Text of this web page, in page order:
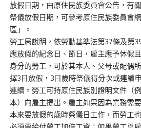
放假日期，由原住民族委員會公告，有
祭儀放假日期，可參考原住民族委員會
區」。
勞工局說明，依勞動基準法第37條及第
應放假的紀念日、節日，雇主應予休假
身分的勞工，可於其本人、父母或配偶
擇3日放假，3日歲時祭儀得分次或連續
連續。勞工可持原住民族別證明文件（
本）向雇主提出。雇主如果因為業務需
本來要放假的歲時祭儀日工作，而勞工